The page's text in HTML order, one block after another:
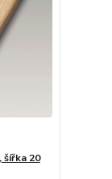
šířka 20